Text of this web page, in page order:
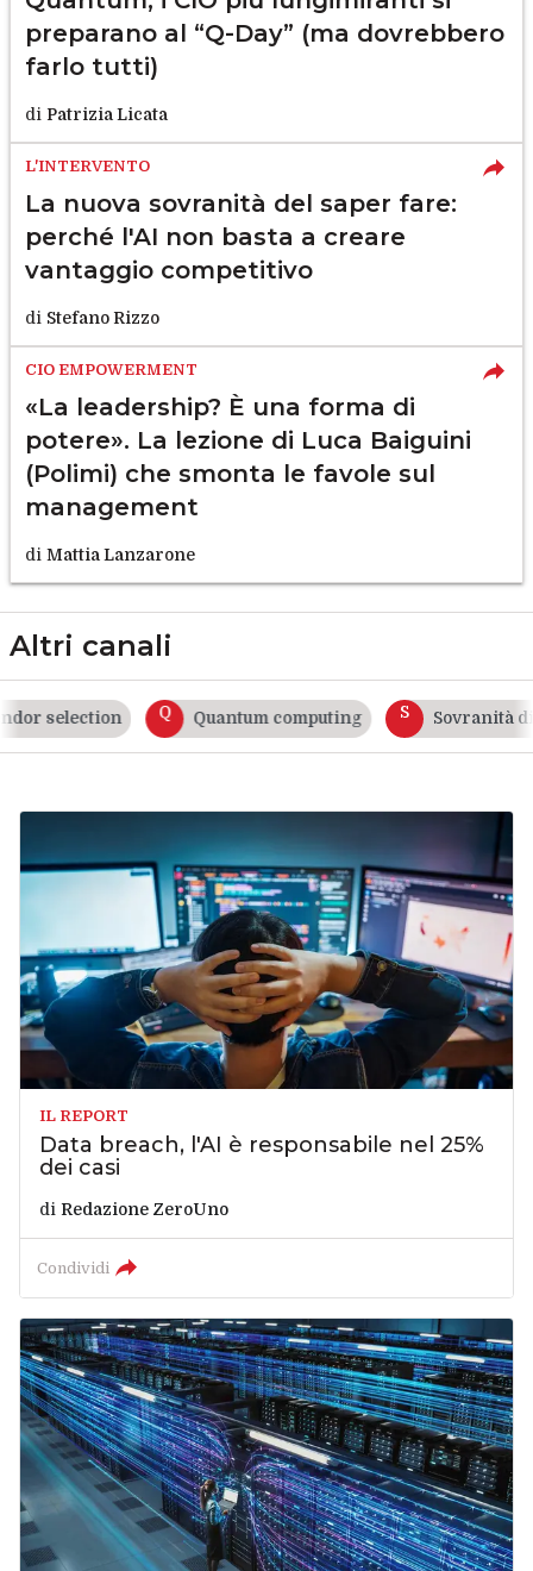
preparano al “Q-Day” (ma dovrebbero
farlo tutti)
di Patrizia Licata
L'INTERVENTO
La nuova sovranità del saper fare:
perché l'AI non basta a creare
vantaggio competitivo
di Stefano Rizzo
CIO EMPOWERMENT
«La leadership? È una forma di
potere». La lezione di Luca Baiguini
(Polimi) che smonta le favole sul
management
di Mattia Lanzarone
Altri canali
selection Q Quantum computing S Sovranità
IL REPORT
Data breach, l'AI è responsabile nel 25%
dei casi
di Redazione ZeroUno
Condividi